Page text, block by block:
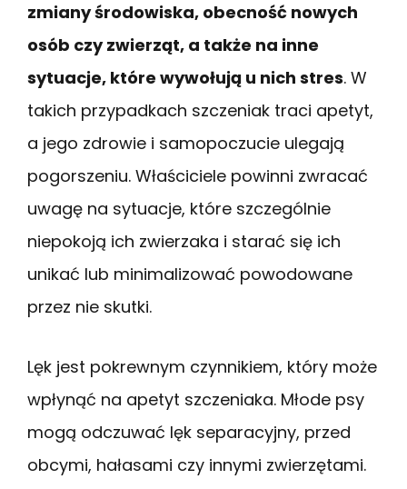
zmiany środowiska, obecność nowych
osób czy zwierząt, a także na inne
sytuacje, które wywołują u nich stres. W
takich przypadkach szczeniak traci apetyt,
a jego zdrowie i samopoczucie ulegają
pogorszeniu. Właściciele powinni zwracać
uwagę na sytuacje, które szczególnie
niepokoją ich zwierzaka i starać się ich
unikać lub minimalizować powodowane
przez nie skutki.
Lęk jest pokrewnym czynnikiem, który może
wpłynąć na apetyt szczeniaka. Młode psy
mogą odczuwać lęk separacyjny, przed
obcymi, hałasami czy innymi zwierzętami.